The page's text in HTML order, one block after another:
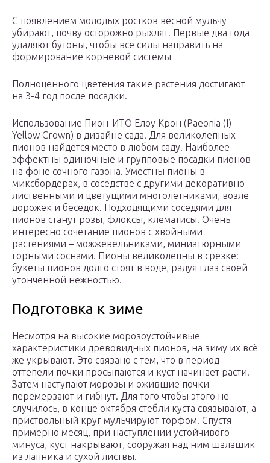
С появлением молодых ростков весной мульчу
убирают, почву осторожно рыхлят. Первые два года
удаляют бутоны, чтобы все силы направить на
формирование корневой системы
Полноценного цветения такие растения достигают
на 3-4 год после посадки.
Использование Пион-ИТО Елоу Крон (Paeonia (I)
Yellow Crown) в дизайне сада. Для великолепных
пионов найдется место в любом саду. Наиболее
эффектны одиночные и групповые посадки пионов
на фоне сочного газона. Уместны пионы в
миксбордерах, в соседстве с другими декоративно-
лиственными и цветущими многолетниками, возле
дорожек и беседок. Подходящими соседями для
пионов станут розы, флоксы, клематисы. Очень
интересно сочетание пионов с хвойными
растениями – можжевельниками, миниатюрными
горными соснами. Пионы великолепны в срезке:
букеты пионов долго стоят в воде, радуя глаз своей
утонченной нежностью.
Подготовка к зиме
Несмотря на высокие морозоустойчивые
характеристики древовидных пионов, на зиму их всё
же укрывают. Это связано с тем, что в период
оттепели почки просыпаются и куст начинает расти.
Затем наступают морозы и ожившие почки
перемерзают и гибнут. Для того чтобы этого не
случилось, в конце октября стебли куста связывают, а
приствольный круг мульчируют торфом. Спустя
примерно месяц, при наступлении устойчивого
минуса, куст накрывают, сооружая над ним шалашик
из лапника и сухой листвы.